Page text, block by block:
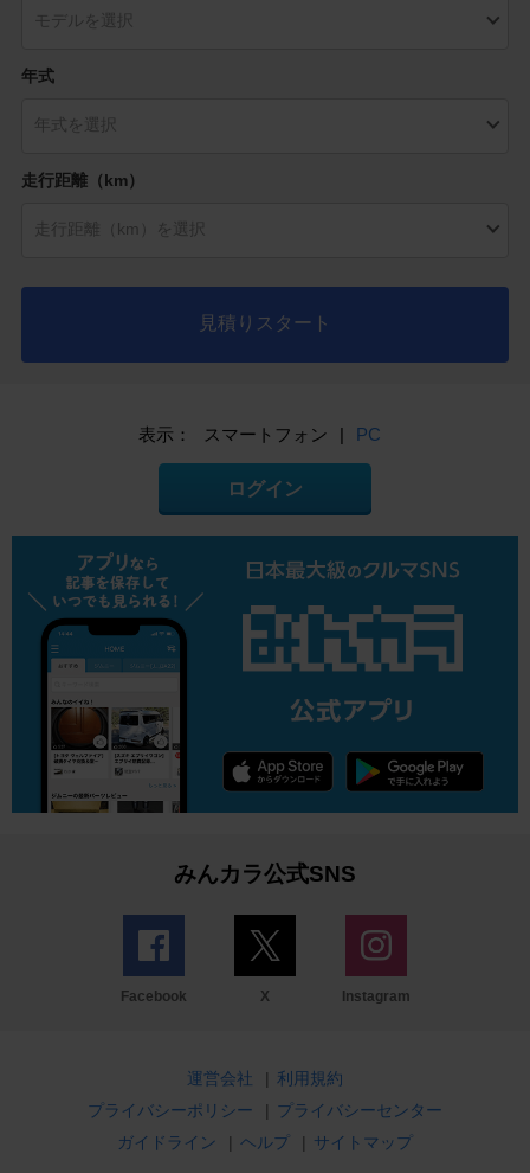
年式
走行距離（km）
見積りスタート
表示： スマートフォン | PC
ログイン
みんカラ公式SNS
Facebook X Instagram
運営会社 | 利用規約
プライバシーポリシー
| プライバシーセンター
ガイドライン
| ヘルプ | サイトマップ